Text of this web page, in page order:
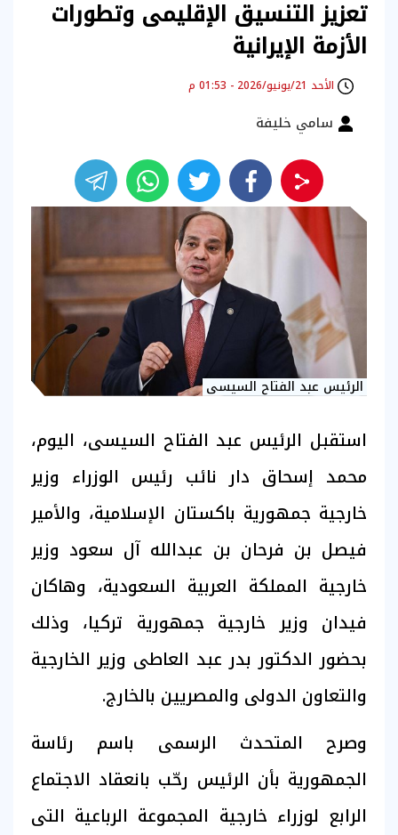
تعزيز التنسيق الإقليمى وتطورات
الأزمة الإيرانية
الأحد 21/يونيو/2026 - 01:53 م
سامي خليفة
الرئيس عبد الفتاح السيسى
استقبل الرئيس عبد الفتاح السيسى، اليوم،
محمد إسحاق دار نائب رئيس الوزراء وزير
خارجية جمهورية باكستان الإسلامية، والأمير
فيصل بن فرحان بن عبدالله آل سعود وزير
خارجية المملكة العربية السعودية، وهاكان
فيدان وزير خارجية جمهورية تركيا، وذلك
بحضور الدكتور بدر عبد العاطى وزير الخارجية
والتعاون الدولى والمصريين بالخارج.
وصرح المتحدث الرسمى باسم رئاسة
الجمهورية بأن الرئيس رحّب بانعقاد الاجتماع
الرابع لوزراء خارجية المجموعة الرباعية التى